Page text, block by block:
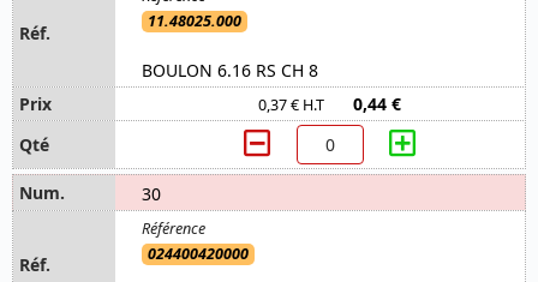
11.48025.000
BOULON 6.16 RS CH 8
0,37 € H.T 0,44 €
30
024400420000